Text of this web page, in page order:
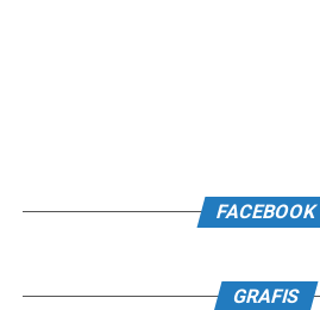
FACEBOOK
GRAFIS